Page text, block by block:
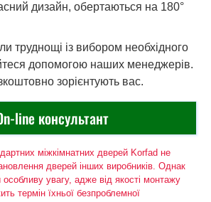
дизайн, обертаються на 180°
труднощі із вибором необхідного
допомогою наших менеджерів.
зорієнтують вас.
line консультант
міжкімнатних дверей Korfad не
дверей інших виробників. Однак
увагу, адже від якості монтажу
термін їхньої безпроблемної